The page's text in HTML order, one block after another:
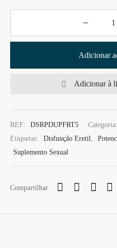
Adicionar
Adicionar à
REF: DSRPDUPFRT5 Categoria:
Etiquetas:
Disfunção Eretil
Suplemento Sexual
Compartilhar